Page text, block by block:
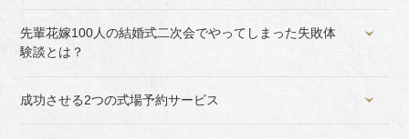
先輩花嫁100人の結婚式二次会でやってしまった失敗体
験談とは？
成功させる2つの式場予約サービス